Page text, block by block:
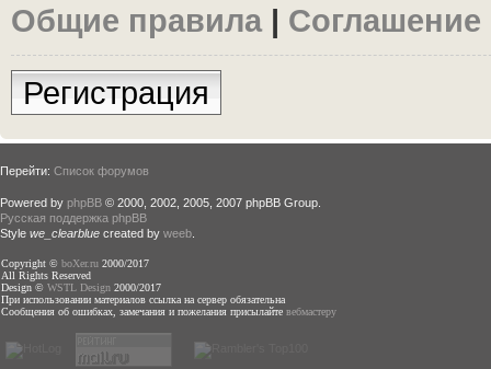
Общие правила |
Регистрация
Перейти: Список форумов
Powered by phpBB © 2000, 2002, 2005, 2007 phpBB Group.
Русская поддержка phpBB
Style we_clearblue created by weeb
Copyright © boXer.ru 2000/2017
All Rights Reserved
Design © WSTL Design 2000/2017
При использовании материалов ссылка на сервер обязательна
Сообщения об ошибках, замечания и пожелания присылайте вебмастеру